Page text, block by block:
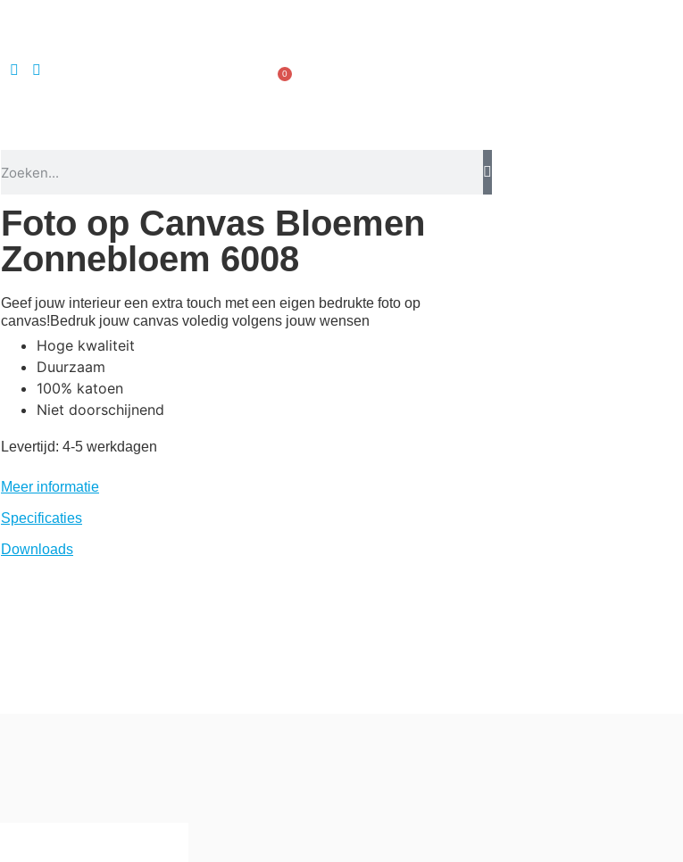
0
Foto op Canvas Bloemen
Zonnebloem 6008
Geef jouw interieur een extra touch met een eigen bedrukte foto op
canvas!Bedruk jouw canvas voledig volgens jouw wensen
Hoge kwaliteit
Duurzaam
100% katoen
Niet doorschijnend
Levertijd: 4-5 werkdagen
Meer informatie
Specificaties
Downloads